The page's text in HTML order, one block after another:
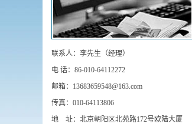
联系人：李先生（经理）
电 话：86-010-64112272
邮箱：13683659548@163.com
传真：010-64113806
地 址：北京朝阳区北苑路172号欧陆大厦